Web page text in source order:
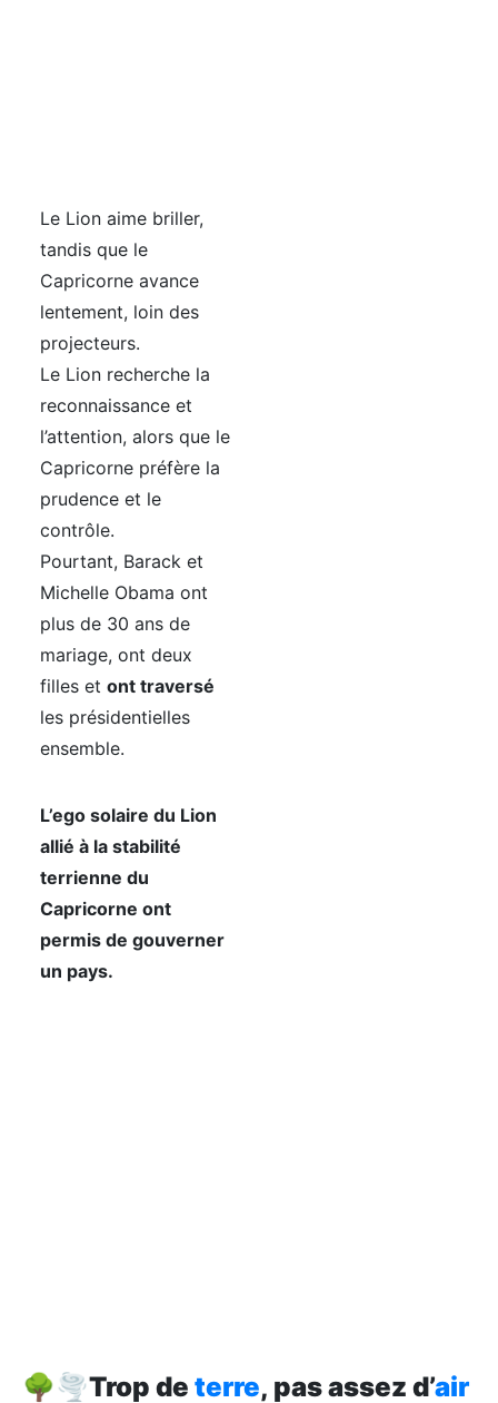
Le Lion aime briller,
tandis que le
Capricorne avance
lentement, loin des
projecteurs.
Le Lion recherche la
reconnaissance et
l’attention, alors que le
Capricorne préfère la
prudence et le
contrôle.
Pourtant, Barack et
Michelle Obama ont
plus de 30 ans de
mariage, ont deux
filles etont traversé
les présidentielles
ensemble.
L’ego solaire du Lion
allié à la stabilité
terrienne du
Capricorne ont
permis de gouverner
un pays.
🌳🌪️Trop de terre, pas assez d’air